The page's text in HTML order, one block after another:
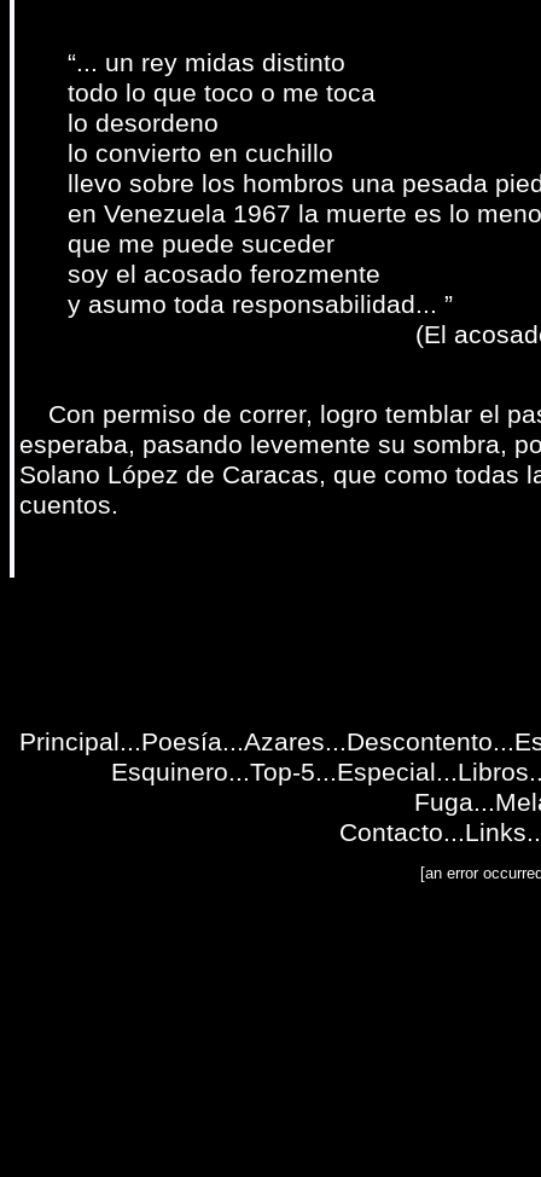
“... un rey midas distinto
todo lo que toco o me toca
lo desordeno
lo convierto en cuchillo
llevo sobre los hombros una pesada
en Venezuela 1967 la muerte es lo
que me puede suceder
soy el acosado ferozmente
y asumo toda responsabilidad... ”
(El acosado
Con permiso de correr, logro temblar el
esperaba, pasando levemente su sombra,
Solano López de Caracas, que como todas
cuentos.
Principal...Poesía...Azares...Descontento...
Esquinero...Top-5...Especial...Libros
Fuga...
Contacto...Links
[an error